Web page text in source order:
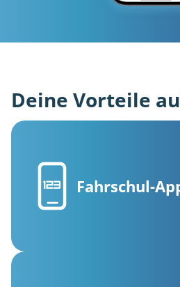
Deine Vorteile
Fahrschul-